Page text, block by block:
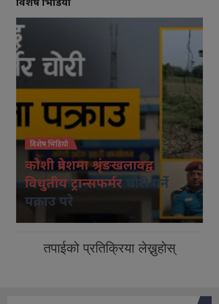
विशेष भिडियो
कोशी प्रदेशमा श्रृंङखलावद्व
विधुतीय ट्रान्सफर्मर
चोरी गर्ने
पक्राउ परे
तपाईको प्रतिक्रिया लेख्नुहोस्